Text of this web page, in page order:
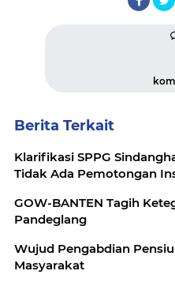
Berita Terkait
Klarifikasi SPPG
Tidak Ada Pemotongan
GOW-BANTEN Tagih
Pandeglang
Wujud Pengabdian
Masyarakat